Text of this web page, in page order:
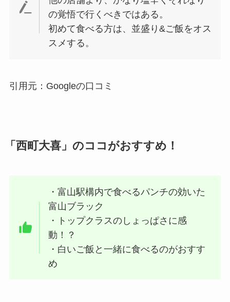
の覚悟で行くべきではある。
初めて食べる方は、並盛り&ご飯をオス
スメする。
引用元：Googleの口コミ
「西町大喜」のココがおすすめ！
・富山駅構内で食べるパンチの効いた
富山ブラック
・トップクラスのしょっぱさに感
動！？
・白いご飯と一緒に食べるのがおすす
め